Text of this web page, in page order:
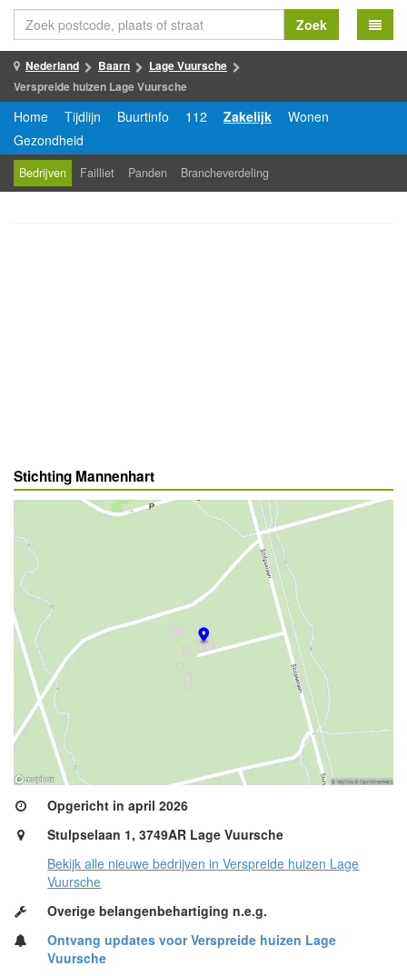
Zoek
Nederland Baarn
Lage Vuursche
Verspreide huizen Lage Vuursche
Home Tijdlijn Buurtinfo 112 Zakelijk
Wonen
Gezondheid
Bedrijven Failliet Panden Brancheverdeling
Stichting Mannenhart
Opgericht in april 2026
Stulpselaan 1, 3749AR Lage Vuursche
Bekijk alle nieuwe bedrijven in Verspreide huizen Lage
Vuursche
Overige belangenbehartiging n.e.g.
Ontvang updates voor Verspreide huizen Lage
Vuursche